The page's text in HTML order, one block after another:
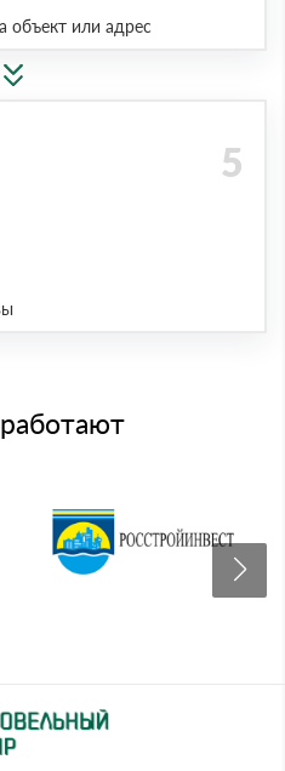
объект или адрес